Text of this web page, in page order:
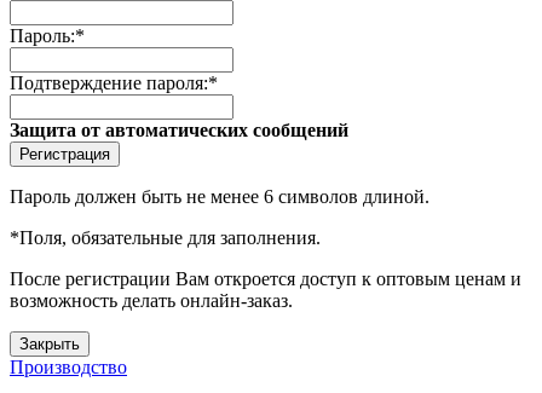
Пароль:*
Подтверждение пароля:*
Защита от автоматических сообщений
Пароль должен быть не менее 6 символов длиной.
*Поля, обязательные для заполнения.
После регистрации Вам откроется доступ к оптовым ценам и
возможность делать онлайн-заказ.
Закрыть
Производство